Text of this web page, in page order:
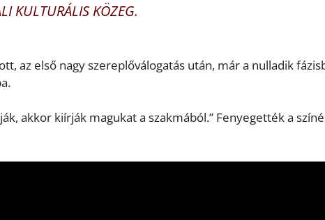
KULTURÁLIS KÖZEG.
az első nagy szereplőválogatás után, már a nulladik
akkor kiírják magukat a szakmából.” Fenyegették a